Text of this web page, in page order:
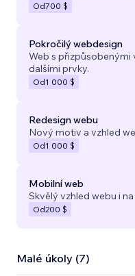
Od700 $
Pokročilý webdesign
Web s přizpůsobenými
dalšími prvky.
Od1 000 $
Redesign webu
Nový motiv a vzhled
Od1 000 $
Mobilní web
Skvělý vzhled webu i
Od200 $
Malé úkoly (7)